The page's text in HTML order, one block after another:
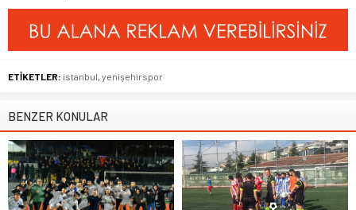
ETİKETLER: istanbul, yenişehirspor
BENZER KONULAR